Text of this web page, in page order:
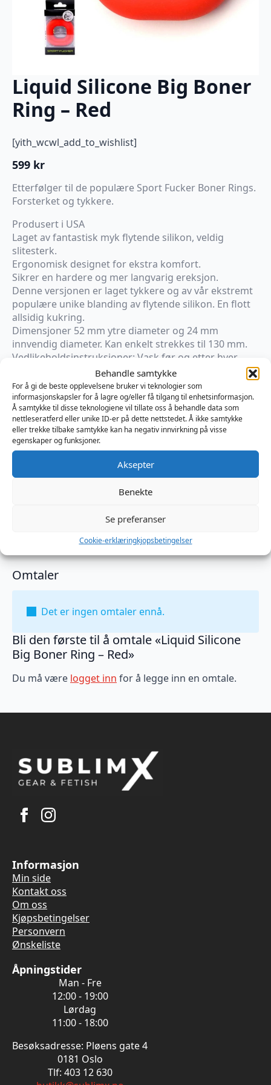
Behandle samtykke
For å gi de beste opplevelsene bruker vi teknologier som
informasjonskapsler for å lagre og/eller få tilgang til enhetsinformasjon.
Å samtykke til disse teknologiene vil tillate oss å behandle data som
nettleseratferd eller unike ID-er på dette nettstedet. Å ikke samtykke
eller trekke tilbake samtykke kan ha negativ innvirkning på visse
egenskaper og funksjoner.
Aksepter
Benekte
Se preferanser
Cookie-erklæringkjopsbetingelser
Liquid Silicone Big Boner
Ring – Red
[yith_wcwl_add_to_wishlist]
599 kr
Etterfølger til de populære Sport Fucker Boner Rings.
Forsterket og tykkere.
Produsert i USA
Laget av fantastisk myk flytende silikon, veldig
slitesterk.
Ergonomisk designet for ekstra komfort.
Sikrer en hardere og mer langvarig ereksjon.
Denne versjonen er laget tykkere og av vår ekstremt
populære unike blanding av flytende silikon. En flott
allsidig kukring.
Dimensjoner 52 mm ytre diameter og 24 mm
innvendig diameter. Kan enkelt strekkes til 130 mm.
Vedlikeholdsinstruksjoner: Vask før og etter hver
På lager
Liquid
Silicone
Big
Boner
-
Red
Legg I Handlekurv
Kategorier:
Sexleketøy
Omtaler
Det er ingen omtaler ennå.
Bli den første til å omtale «Liquid Silicone
Big Boner Ring – Red»
Du må være logget inn for å legge inn en omtale.
Informasjon
Min side
Kontakt oss
Om oss
Kjøpsbetingelser
Personvern
Ønskeliste
Åpningstider
Man - Fre
12:00 - 19:00
Lørdag
11:00 - 18:00
Besøksadresse: Pløens gate 4
0181 Oslo
Tlf: 403 12 630